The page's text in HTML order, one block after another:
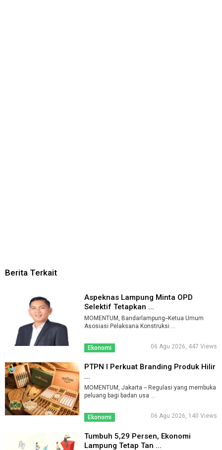
Berita Terkait
Aspeknas Lampung Minta OPD
Selektif Tetapkan ...
MOMENTUM, Bandarlampung--Ketua Umum
Asosiasi Pelaksana Konstruksi ...
Ekonomi 06 Agu 2026, 447 Views
PTPN I Perkuat Branding Produk Hilir
...
MOMENTUM, Jakarta -- Regulasi yang membuka
peluang bagi badan usa ...
Ekonomi 06 Agu 2026, 140 Views
Tumbuh 5,29 Persen, Ekonomi
Lampung Tetap Tan ...